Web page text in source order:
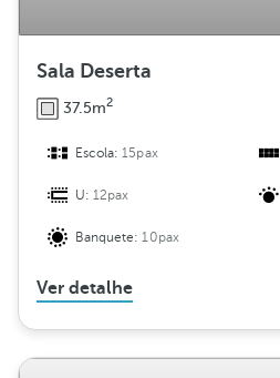
Sala Deserta
37.5m2
Escola:15pax
U:12pax
Banquete:10pax
Ver detalhe